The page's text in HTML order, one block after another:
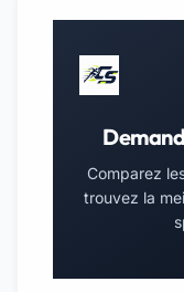
Comparez
trouvez la